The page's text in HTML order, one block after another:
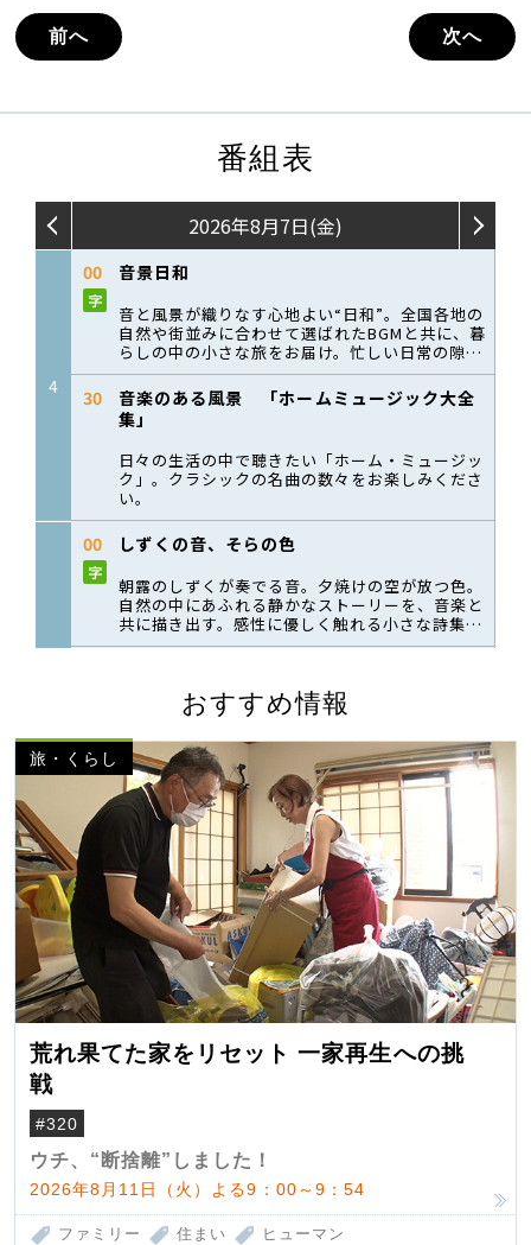
前へ 次へ
番組表
おすすめ情報
旅・くらし
荒れ果てた家をリセット 一家再生への挑
戦
#320
ウチ、“断捨離”しました！
2026年8月11日（火）よる9：00～9：54
ファミリー 住まい ヒューマン